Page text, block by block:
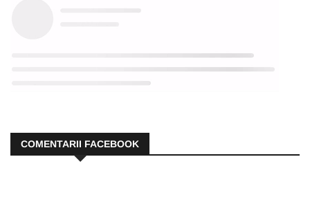
COMENTARII FACEBOOK